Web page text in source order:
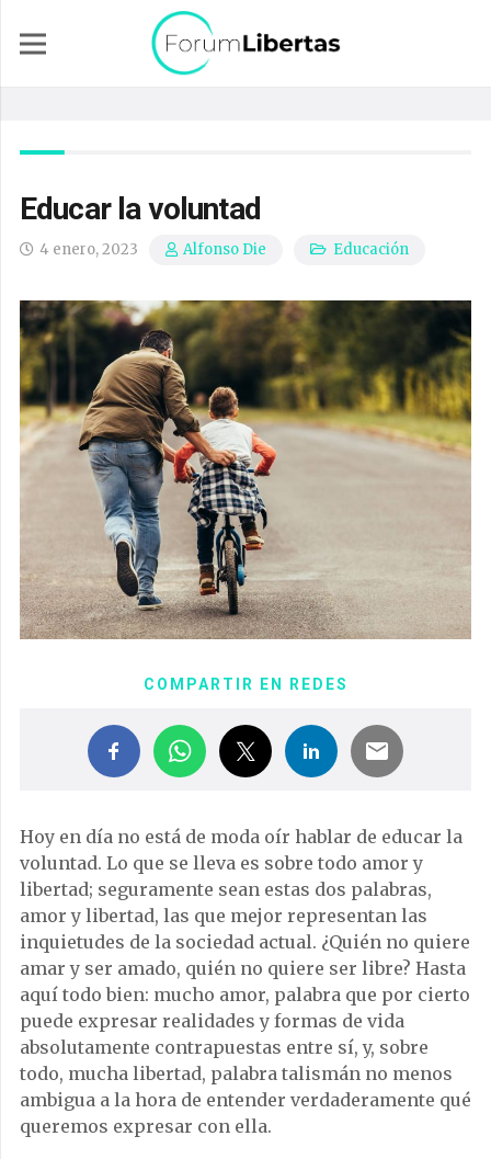
Educar la voluntad
4 enero, 2023 Alfonso Die Educación
COMPARTIR EN REDES
Hoy en día no está de moda oír hablar de educar la
voluntad. Lo que se lleva es sobre todo amor y
libertad; seguramente sean estas dos palabras,
amor y libertad, las que mejor representan las
inquietudes de la sociedad actual. ¿Quién no quiere
amar y ser amado, quién no quiere ser libre? Hasta
aquí todo bien: mucho amor, palabra que por cierto
puede expresar realidades y formas de vida
absolutamente contrapuestas entre sí, y, sobre
todo, mucha libertad, palabra talismán no menos
ambigua a la hora de entender verdaderamente qué
queremos expresar con ella.